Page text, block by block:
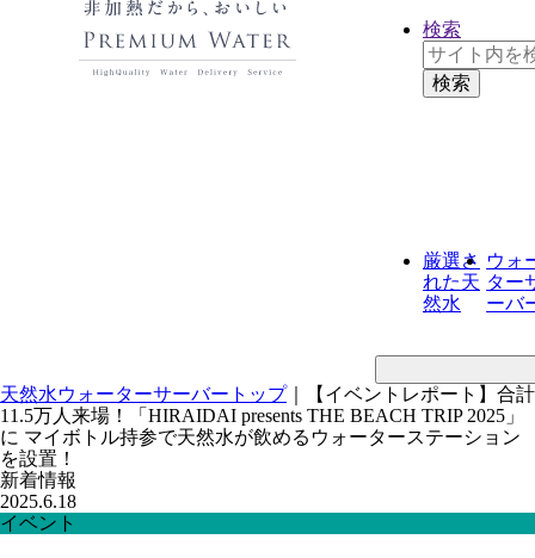
厳選さ
れた天
然水
ウォ
ター
ーバ
検索
天然水ウォーターサーバートップ｜
【イベントレポート】合計
11.5万人来場！「HIRAIDAI presents THE BEACH TRIP 2025」
に マイボトル持参で天然水が飲めるウォーターステーション
を設置！
新着情報
2025.6.18
イベント